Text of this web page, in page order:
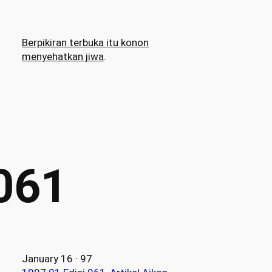
Berpikiran terbuka itu konon
menyehatkan jiwa.
January 16 · 97